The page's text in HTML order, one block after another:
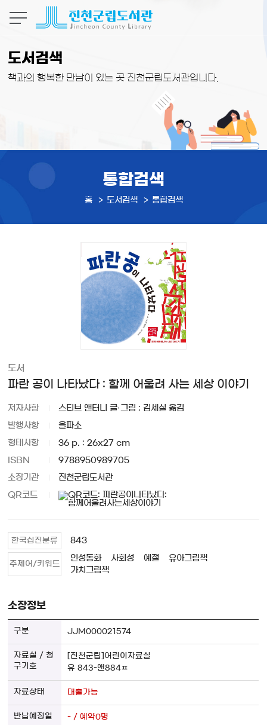
도서검색
책과의 행복한 만남이 있는 곳 진천군립도서관입니다.
통합검색
홈 도서검색 통합검색
도서
파란 공이 나타났다 : 함께 어울려 사는 세상 이야기
저자사항 스티브 앤터니 글·그림 ; 김세실 옮김
발행사항 을파소
형태사항 36 p. : 26x27 cm
ISBN 9788950989705
소장기관 진천군립도서관
QR코드
한국십진분류 843
주제어/키워드
인성동화 사회성 예절
유아그림책
가치그림책
소장정보
JJM000021574
[진천군립]어린이자료실
유 843-앤884ㅍ
대출가능
- / 예약0명